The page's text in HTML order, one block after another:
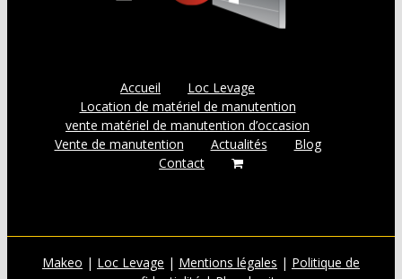
Accueil
Loc Levage
Location de matériel de manutention
vente matériel de manutention d’occasion
Vente de manutention
Actualités
Blog
Contact
Makeo | Loc Levage | Mentions légales | Politique de